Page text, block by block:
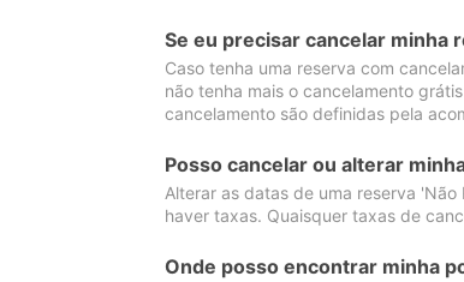
Se eu precisar cancelar minha
Caso tenha uma reserva com
não tenha mais o cancelamento
cancelamento são definidas pela
Posso cancelar ou alterar
Alterar as datas de uma reserva
haver taxas. Quaisquer taxas de
Onde posso encontrar minha